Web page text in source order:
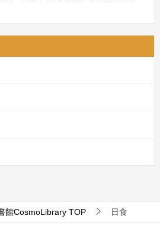
館CosmoLibrary TOP 日食